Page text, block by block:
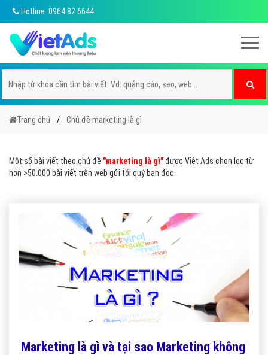
Hotline: 0964 82 6644
Trang chủ Chủ đề marketing là gì
Một số bài viết theo chủ đề "marketing là gì"được Việt Ads chọn lọc từ
hơn >50.000 bài viết trên web gửi tới quý bạn đọc.
Marketing là gì và tại sao Marketing không